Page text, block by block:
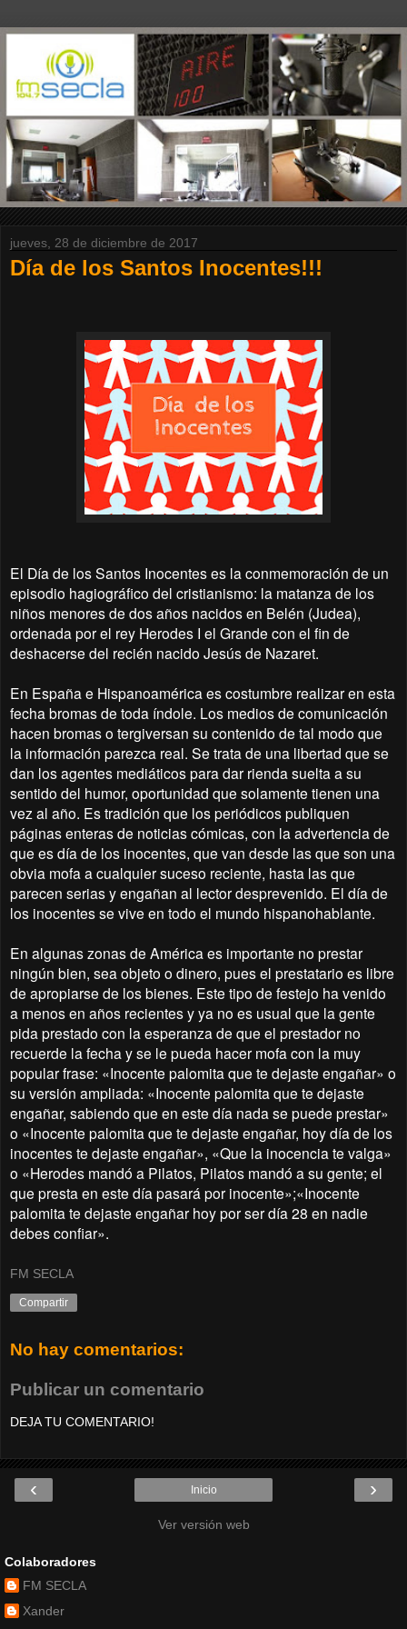
jueves, 28 de diciembre de 2017
Día de los Santos Inocentes!!!
El Día de los Santos Inocentes es la conmemoración de un
episodio hagiográfico del cristianismo: la matanza de los
niños menores de dos años nacidos en Belén (Judea),
ordenada por el rey Herodes I el Grande con el fin de
deshacerse del recién nacido Jesús de Nazaret.
En España e Hispanoamérica es costumbre realizar en esta
fecha bromas de toda índole. Los medios de comunicación
hacen bromas o tergiversan su contenido de tal modo que
la información parezca real. Se trata de una libertad que se
dan los agentes mediáticos para dar rienda suelta a su
sentido del humor, oportunidad que solamente tienen una
vez al año. Es tradición que los periódicos publiquen
páginas enteras de noticias cómicas, con la advertencia de
que es día de los inocentes, que van desde las que son una
obvia mofa a cualquier suceso reciente, hasta las que
parecen serias y engañan al lector desprevenido. El día de
los inocentes se vive en todo el mundo hispanohablante.
En algunas zonas de América es importante no prestar
ningún bien, sea objeto o dinero, pues el prestatario es libre
de apropiarse de los bienes. Este tipo de festejo ha venido
a menos en años recientes y ya no es usual que la gente
pida prestado con la esperanza de que el prestador no
recuerde la fecha y se le pueda hacer mofa con la muy
popular frase: «Inocente palomita que te dejaste engañar» o
su versión ampliada: «Inocente palomita que te dejaste
engañar, sabiendo que en este día nada se puede prestar»
o «Inocente palomita que te dejaste engañar, hoy día de los
inocentes te dejaste engañar», «Que la inocencia te valga»
o «Herodes mandó a Pilatos, Pilatos mandó a su gente; el
que presta en este día pasará por inocente»;«Inocente
palomita te dejaste engañar hoy por ser día 28 en nadie
debes confiar».
FM SECLA
Compartir
No hay comentarios:
Publicar un comentario
DEJA TU COMENTARIO!
‹ ›
Inicio
Ver versión web
Colaboradores
FM SECLA
Xander